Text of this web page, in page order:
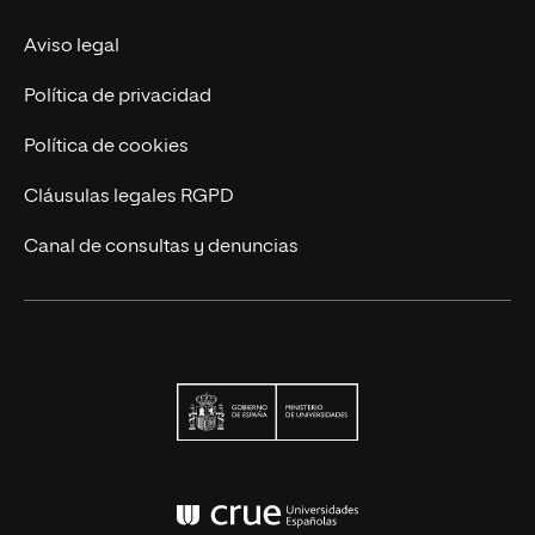
Actualidad
Contáctanos
Aviso legal
Política de privacidad
Política de cookies
Cláusulas legales RGPD
Canal de consultas y denuncias